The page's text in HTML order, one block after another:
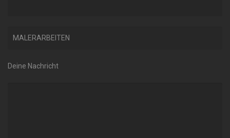
Deine Nachricht